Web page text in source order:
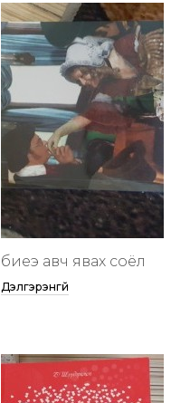
биеэ авч явах соёл
Дэлгэрэнгүй